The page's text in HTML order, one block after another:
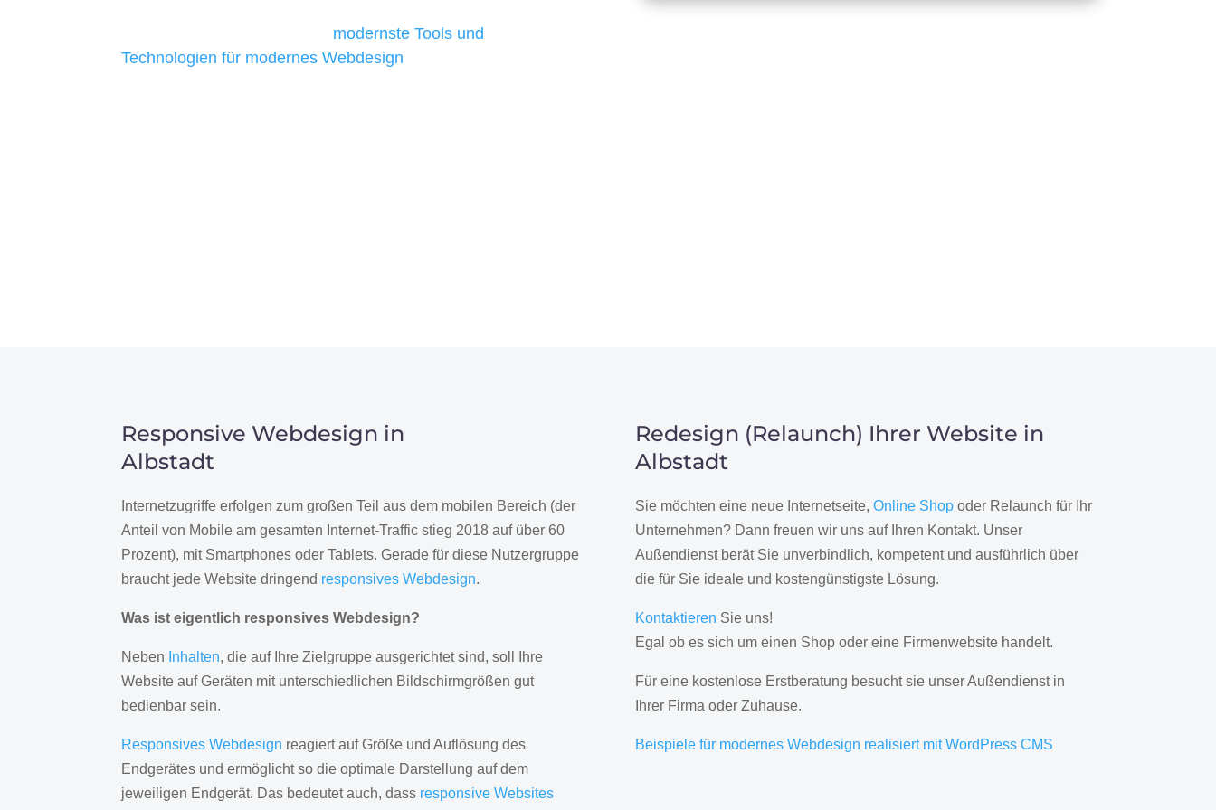
modernste Tools und
Technologien für modernes Webdesign
Responsive Webdesign in
Albstadt
Internetzugriffe erfolgen zum großen Teil aus dem mobilen Bereich (der
Anteil von Mobile am gesamten Internet-Traffic stieg 2018 auf über 60
Prozent), mit Smartphones oder Tablets. Gerade für diese Nutzergruppe
braucht jede Website dringend responsives Webdesign.
Was ist eigentlich responsives Webdesign?
Neben Inhalten, die auf Ihre Zielgruppe ausgerichtet sind, soll Ihre
Website auf Geräten mit unterschiedlichen Bildschirmgrößen gut
bedienbar sein.
Responsives Webdesign reagiert auf Größe und Auflösung des
Endgerätes und ermöglicht so die optimale Darstellung auf dem
jeweiligen Endgerät. Das bedeutet auch, dass responsive Websites
Redesign (Relaunch) Ihrer Website in
Albstadt
Sie möchten eine neue Internetseite, Online Shopoder Relaunch für Ihr
Unternehmen? Dann freuen wir uns auf Ihren Kontakt. Unser
Außendienst berät Sie unverbindlich, kompetent und ausführlich über
die für Sie ideale und kostengünstigste Lösung.
Kontaktieren Sie uns!
Egal ob es sich um einen Shop oder eine Firmenwebsite handelt.
Für eine kostenlose Erstberatung besucht sie unser Außendienst in
Ihrer Firma oder Zuhause.
Beispiele für modernes Webdesign realisiert mit WordPress CMS